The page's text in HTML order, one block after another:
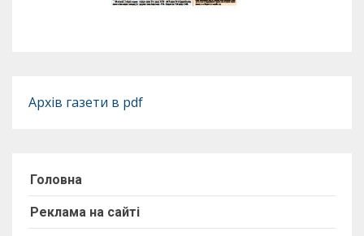
Архів газети в pdf
Головна
Реклама на сайті